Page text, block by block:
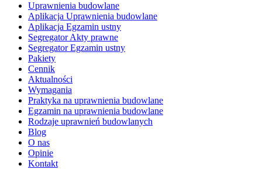
Uprawnienia budowlane
Aplikacja Uprawnienia budowlane
Aplikacja Egzamin ustny
Segregator Akty prawne
Segregator Egzamin ustny
Pakiety
Cennik
Aktualności
Wymagania
Praktyka na uprawnienia budowlane
Egzamin na uprawnienia budowlane
Rodzaje uprawnień budowlanych
Blog
O nas
Opinie
Kontakt